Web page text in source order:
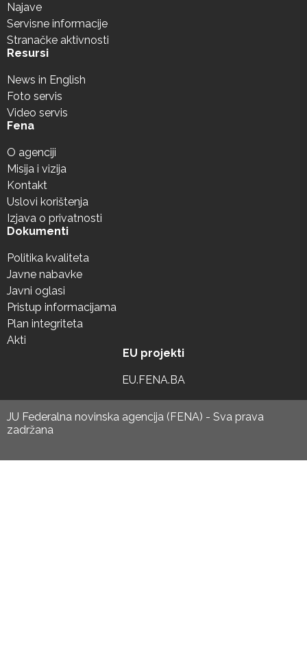
Najave
Servisne informacije
Stranačke aktivnosti
Resursi
News in English
Foto servis
Video servis
Fena
O agenciji
Misija i vizija
Kontakt
Uslovi korištenja
Izjava o privatnosti
Dokumenti
Politika kvaliteta
Javne nabavke
Javni oglasi
Pristup informacijama
Plan integriteta
Akti
EU projekti
EU.FENA.BA
JU Federalna novinska agencija (FENA) - Sva prava
zadržana